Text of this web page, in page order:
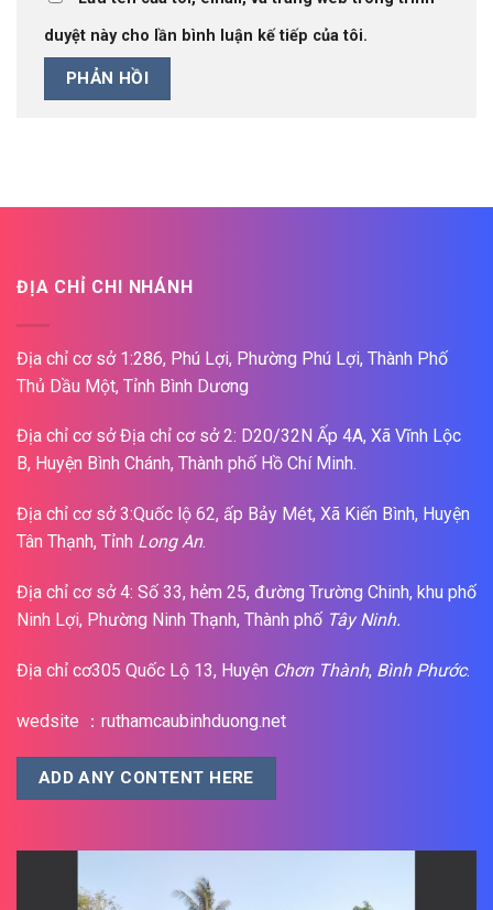
duyệt này cho lần bình luận kế tiếp của tôi.
ĐỊA CHỈ CHI NHÁNH
Địa chỉ cơ sở 1:286, Phú Lợi, Phường Phú Lợi, Thành Phố
Thủ Dầu Một, Tỉnh Bình Dương
Địa chỉ cơ sở Địa chỉ cơ sở 2: D20/32N Ấp 4A, Xã Vĩnh Lộc
B, Huyện Bình Chánh, Thành phố Hồ Chí Minh.
Địa chỉ cơ sở 3:Quốc lộ 62, ấp Bảy Mét, Xã Kiến Bình, Huyện
Tân Thạnh, Tỉnh Long An.
Địa chỉ cơ sở 4: Số 33, hẻm 25, đường Trường Chinh, khu phố
Ninh Lợi, Phường Ninh Thạnh, Thành phố Tây Ninh.
Địa chỉ cơ305 Quốc Lộ 13, Huyện Chơn Thành, Bình Phước.
wedsite ：ruthamcaubinhduong.net
ADD ANY CONTENT HERE